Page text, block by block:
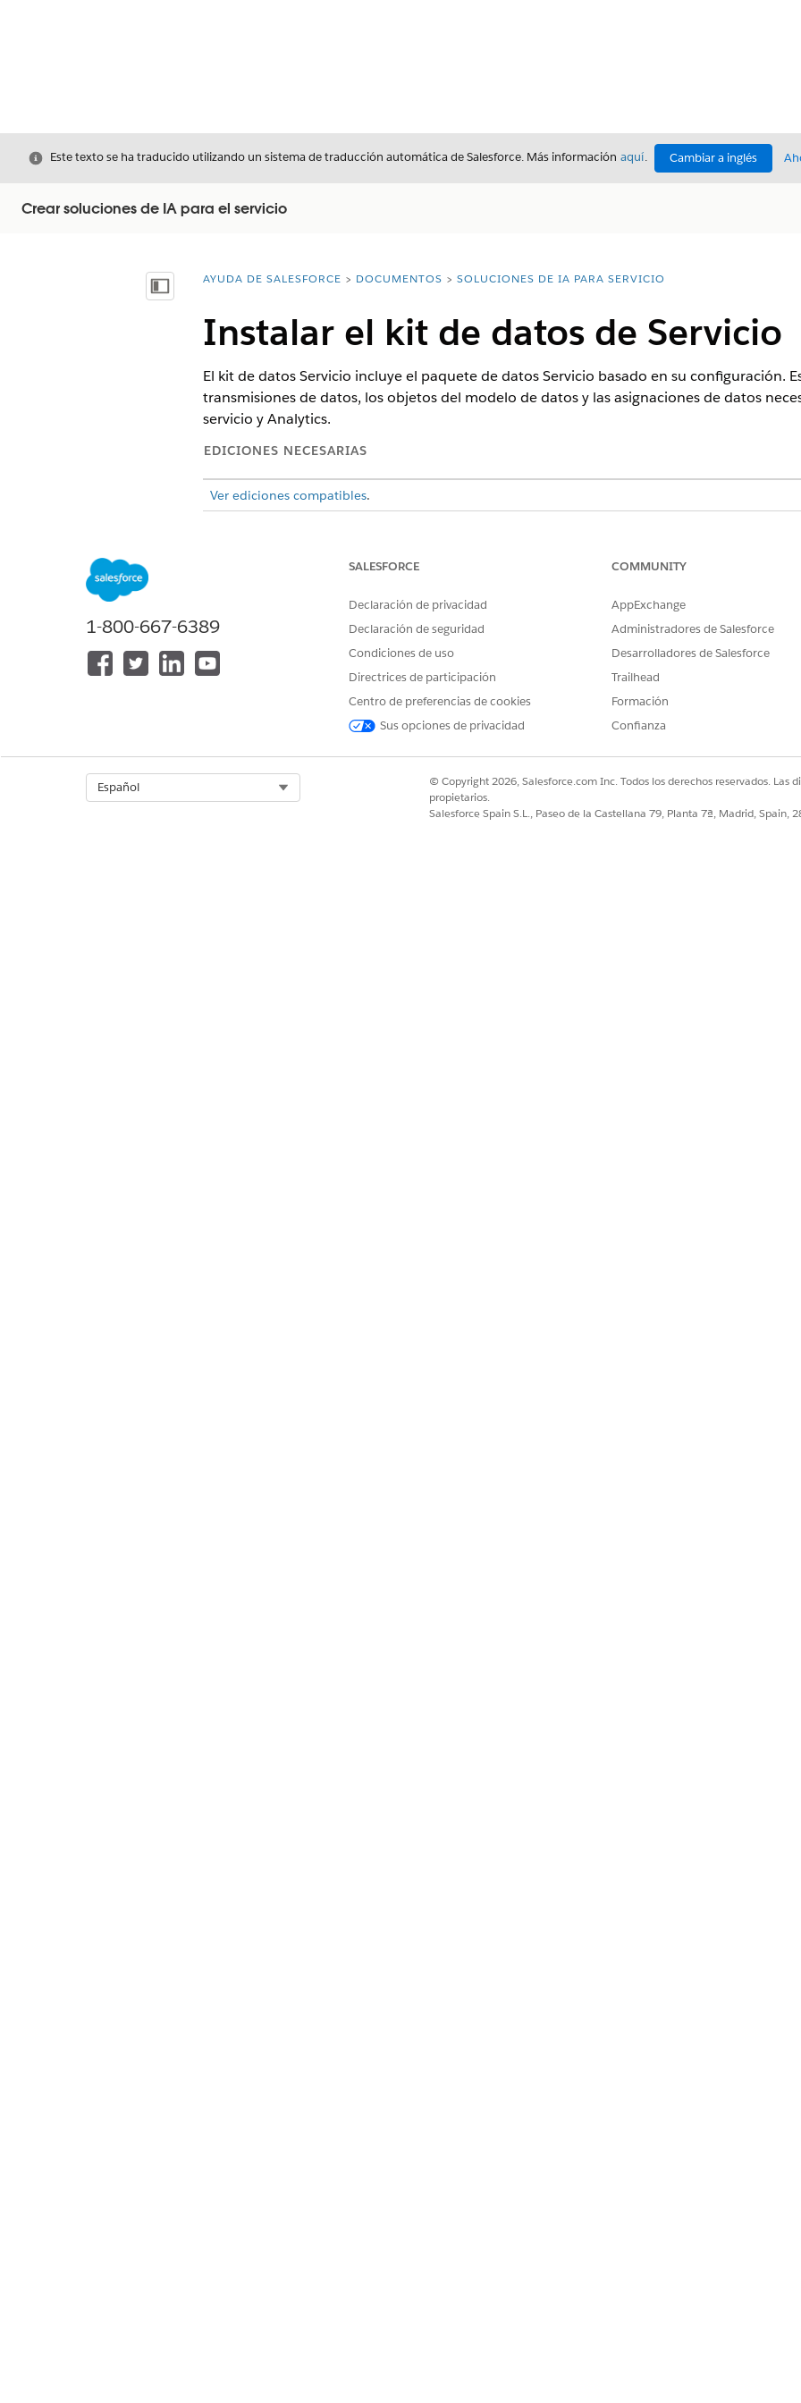
Cerrar
Este texto se ha traducido utilizando un sistema de traducción automática de Salesforce. Más información aquí. Cambiar a inglés
Crear soluciones de IA para el servicio
Mostrar índice de materias
Usted está aquí:
AYUDA DE SALESFORCE DOCUMENTOS SOLUCIONES DE IA PARA SERVICIO
Instalar el kit de datos de Servicio
El kit de datos Servicio incluye el paquete de datos Servicio basado en su configuración.
transmisiones de datos, los objetos del modelo de datos y las asignaciones de datos
servicio y Analytics.
EDICIONES NECESARIAS
Ver ediciones compatibles.
A continuación, implemente los paquetes de datos de Servicio como transmisiones de datos en
Activar permisos de gobernanza de datos para la adopción de IA de servicio y objetos de
Para personalizar el acceso a objetos
utilizados por Adopción de IA de servicio y
¡Háganos saber cómo podemos mejorar!
1-800-667-6389
SALESFORCE
Declaración de privacidad
Declaración de seguridad
Condiciones de uso
Directrices de participación
Centro de preferencias de cookies
Sus opciones de privacidad
COMMUNITY
AppExchange
Administradores de Salesforce
Desarrolladores de Salesforce
Trailhead
Formación
Confianza
Español
© Copyright 2026, Salesforce.com Inc. Todos los derechos reservados. Las
propietarios.
Salesforce Spain S.L., Paseo de la Castellana 79, Planta 7ª, Madrid, Spain,